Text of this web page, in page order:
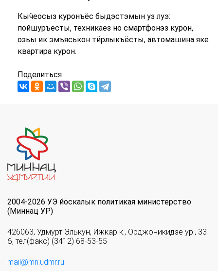
Кыӵеосыз куронъёс быдэстэмын уз луэ:
пӧйшуръёсты, техникаез но смартфонэз курон,
озьы ик эмъяськон тӥрлыкъёсты, автомашина яке
квартира курон.
Поделиться
2004-2026 УЭ йöскалык политикая министерство
(Миннац УР)
426063, Удмурт Элькун, Ижкар к., Орджоникидзе ур., 33
б, тел(факс) (3412) 68-53-55
mail@mn.udmr.ru